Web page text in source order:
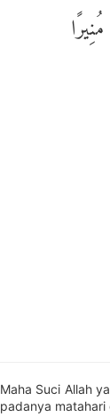
Maha Suci Allah
padanya